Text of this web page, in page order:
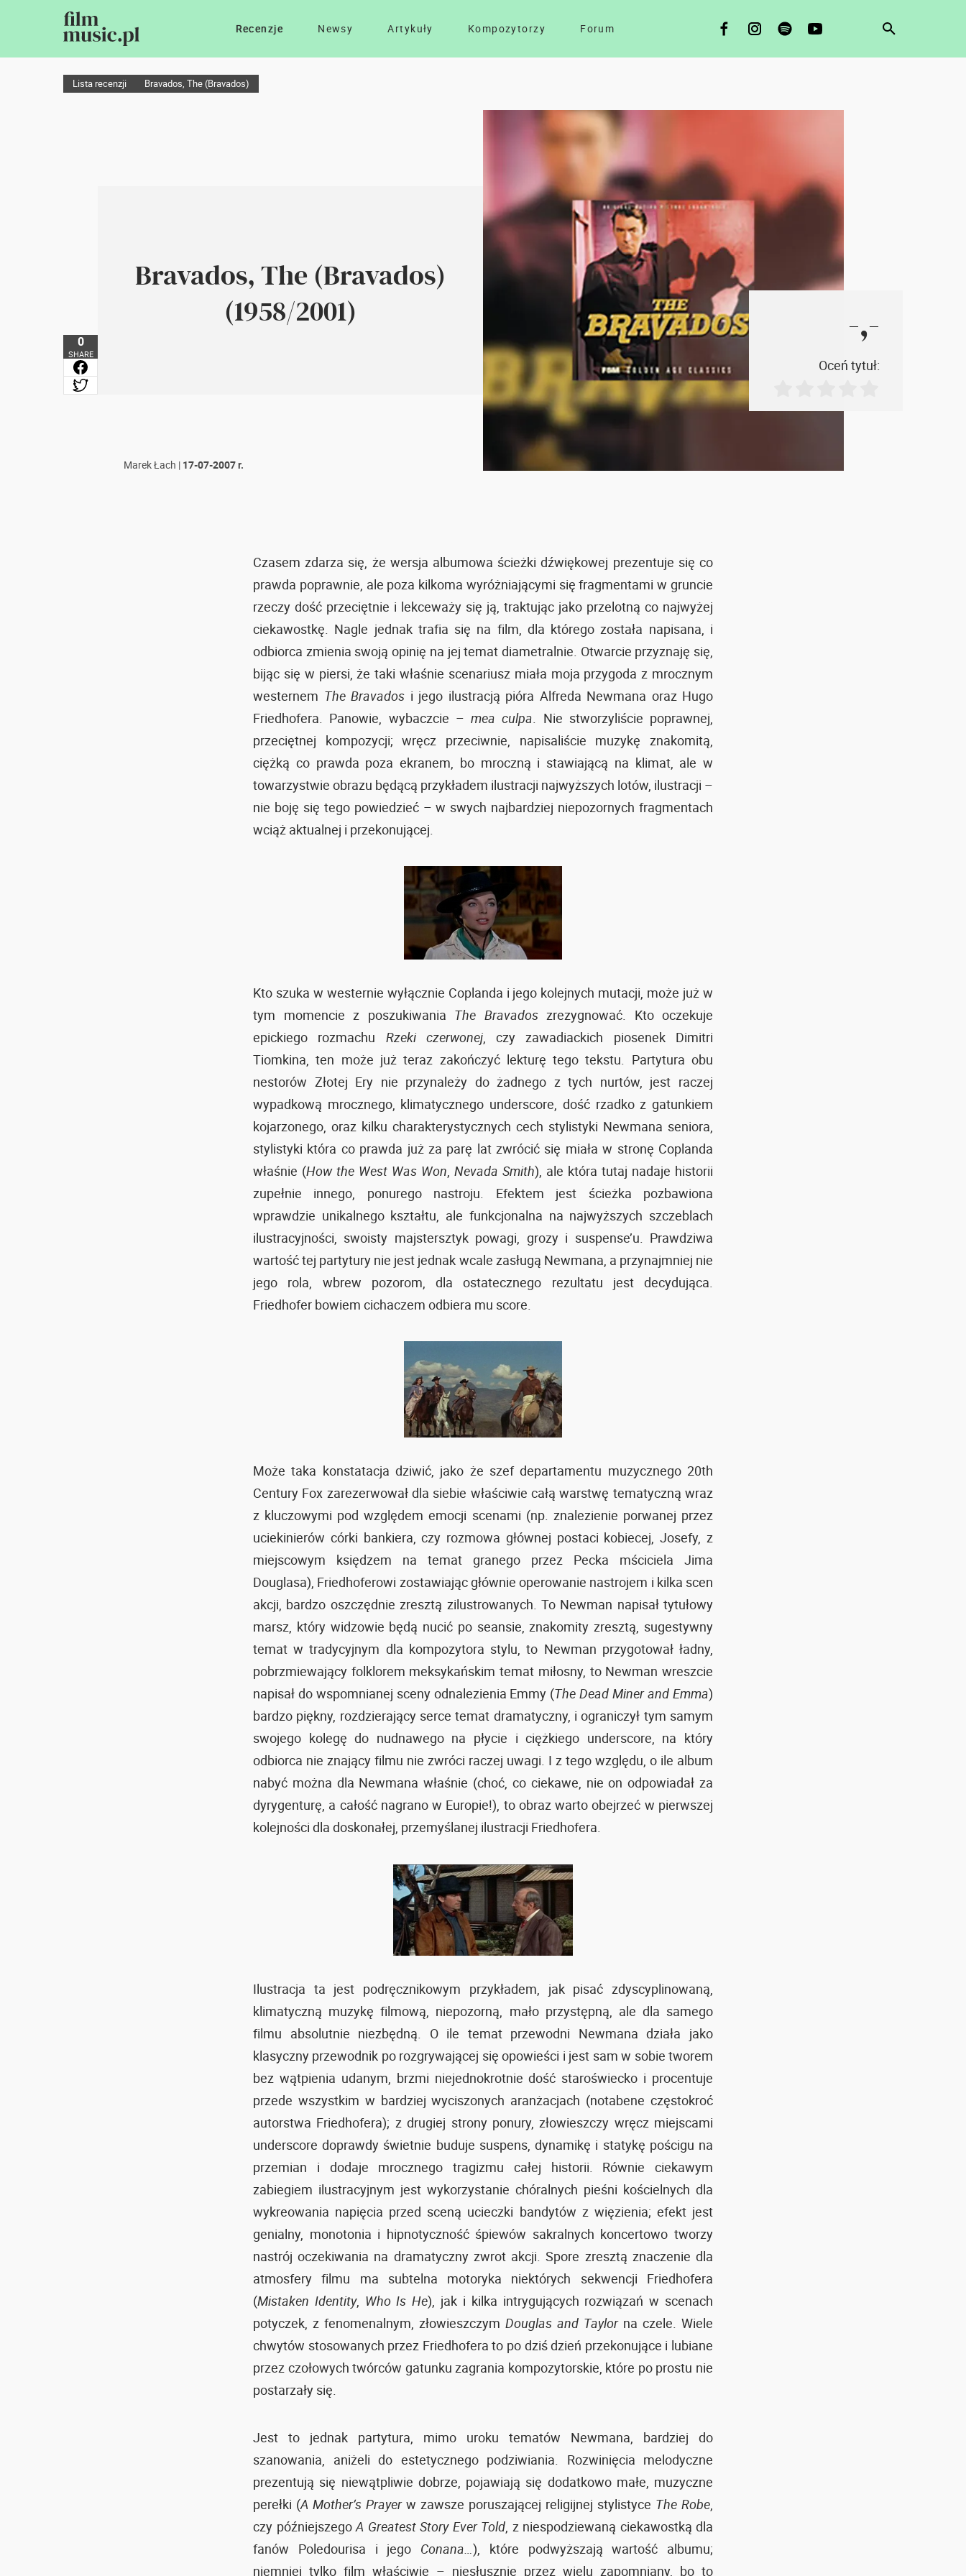
Recenzje Newsy Artykuły Kompozytorzy Forum
Lista recenzji Bravados, The (Bravados)
Bravados, The (Bravados)
(1958/2001)
0
SHARE
-,-
Oceń tytuł:
Marek Łach | 17-07-2007 r.
Czasem zdarza się, że wersja albumowa ścieżki dźwiękowej prezentuje się co
prawda poprawnie, ale poza kilkoma wyróżniającymi się fragmentami w gruncie
rzeczy dość przeciętnie i lekceważy się ją, traktując jako przelotną co najwyżej
ciekawostkę. Nagle jednak trafia się na film, dla którego została napisana, i
odbiorca zmienia swoją opinię na jej temat diametralnie. Otwarcie przyznaję się,
bijąc się w piersi, że taki właśnie scenariusz miała moja przygoda z mrocznym
westernem The Bravados i jego ilustracją pióra Alfreda Newmana oraz Hugo
Friedhofera. Panowie, wybaczcie – mea culpa. Nie stworzyliście poprawnej,
przeciętnej kompozycji; wręcz przeciwnie, napisaliście muzykę znakomitą,
ciężką co prawda poza ekranem, bo mroczną i stawiającą na klimat, ale w
towarzystwie obrazu będącą przykładem ilustracji najwyższych lotów, ilustracji –
nie boję się tego powiedzieć – w swych najbardziej niepozornych fragmentach
wciąż aktualnej i przekonującej.
Kto szuka w westernie wyłącznie Coplanda i jego kolejnych mutacji, może już w
tym momencie z poszukiwania The Bravadoszrezygnować. Kto oczekuje
epickiego rozmachu Rzeki czerwonej, czy zawadiackich piosenek Dimitri
Tiomkina, ten może już teraz zakończyć lekturę tego tekstu. Partytura obu
nestorów Złotej Ery nie przynależy do żadnego z tych nurtów, jest raczej
wypadkową mrocznego, klimatycznego underscore, dość rzadko z gatunkiem
kojarzonego, oraz kilku charakterystycznych cech stylistyki Newmana seniora,
stylistyki która co prawda już za parę lat zwrócić się miała w stronę Coplanda
właśnie (How the West Was Won, Nevada Smith), ale która tutaj nadaje historii
zupełnie innego, ponurego nastroju. Efektem jest ścieżka pozbawiona
wprawdzie unikalnego kształtu, ale funkcjonalna na najwyższych szczeblach
ilustracyjności, swoisty majstersztyk powagi, grozy i suspense’u. Prawdziwa
wartość tej partytury nie jest jednak wcale zasługą Newmana, a przynajmniej nie
jego rola, wbrew pozorom, dla ostatecznego rezultatu jest decydująca.
Friedhofer bowiem cichaczem odbiera mu score.
Może taka konstatacja dziwić, jako że szef departamentu muzycznego 20th
Century Fox zarezerwował dla siebie właściwie całą warstwę tematyczną wraz
z kluczowymi pod względem emocji scenami (np. znalezienie porwanej przez
uciekinierów córki bankiera, czy rozmowa głównej postaci kobiecej, Josefy, z
miejscowym księdzem na temat granego przez Pecka mściciela Jima
Douglasa), Friedhoferowi zostawiając głównie operowanie nastrojem i kilka scen
akcji, bardzo oszczędnie zresztą zilustrowanych. To Newman napisał tytułowy
marsz, który widzowie będą nucić po seansie, znakomity zresztą, sugestywny
temat w tradycyjnym dla kompozytora stylu, to Newman przygotował ładny,
pobrzmiewający folklorem meksykańskim temat miłosny, to Newman wreszcie
napisał do wspomnianej sceny odnalezienia Emmy (The Dead Miner and Emma)
bardzo piękny, rozdzierający serce temat dramatyczny, i ograniczył tym samym
swojego kolegę do nudnawego na płycie i ciężkiego underscore, na który
odbiorca nie znający filmu nie zwróci raczej uwagi. I z tego względu, o ile album
nabyć można dla Newmana właśnie (choć, co ciekawe, nie on odpowiadał za
dyrygenturę, a całość nagrano w Europie!), to obraz warto obejrzeć w pierwszej
kolejności dla doskonałej, przemyślanej ilustracji Friedhofera.
Ilustracja ta jest podręcznikowym przykładem, jak pisać zdyscyplinowaną,
klimatyczną muzykę filmową, niepozorną, mało przystępną, ale dla samego
filmu absolutnie niezbędną. O ile temat przewodni Newmana działa jako
klasyczny przewodnik po rozgrywającej się opowieści i jest sam w sobie tworem
bez wątpienia udanym, brzmi niejednokrotnie dość staroświecko i procentuje
przede wszystkim w bardziej wyciszonych aranżacjach (notabene częstokroć
autorstwa Friedhofera); z drugiej strony ponury, złowieszczy wręcz miejscami
underscore doprawdy świetnie buduje suspens, dynamikę i statykę pościgu na
przemian i dodaje mrocznego tragizmu całej historii. Równie ciekawym
zabiegiem ilustracyjnym jest wykorzystanie chóralnych pieśni kościelnych dla
wykreowania napięcia przed sceną ucieczki bandytów z więzienia; efekt jest
genialny, monotonia i hipnotyczność śpiewów sakralnych koncertowo tworzy
nastrój oczekiwania na dramatyczny zwrot akcji. Spore zresztą znaczenie dla
atmosfery filmu ma subtelna motoryka niektórych sekwencji Friedhofera
(Mistaken Identity, Who Is He), jak i kilka intrygujących rozwiązań w scenach
potyczek, z fenomenalnym, złowieszczym Douglas and Taylorna czele. Wiele
chwytów stosowanych przez Friedhofera to po dziś dzień przekonujące i lubiane
przez czołowych twórców gatunku zagrania kompozytorskie, które po prostu nie
postarzały się.
Jest to jednak partytura, mimo uroku tematów Newmana, bardziej do
szanowania, aniżeli do estetycznego podziwiania. Rozwinięcia melodyczne
prezentują się niewątpliwie dobrze, pojawiają się dodatkowo małe, muzyczne
perełki (A Mother’s Prayerw zawsze poruszającej religijnej stylistyce The Robe
czy późniejszego A Greatest Story Ever Told , z niespodziewaną ciekawostką dla
fanów Poledourisa i jego Conana… ), które podwyższają wartość albumu;
niemniej tylko film właściwie – niesłusznie przez wielu zapomniany, bo to